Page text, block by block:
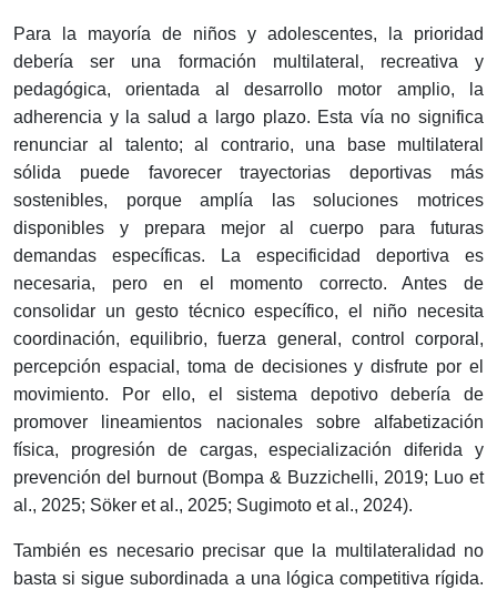
Para la mayoría de niños y adolescentes, la prioridad
debería ser una formación multilateral, recreativa y
pedagógica, orientada al desarrollo motor amplio, la
adherencia y la salud a largo plazo. Esta vía no significa
renunciar al talento; al contrario, una base multilateral
sólida puede favorecer trayectorias deportivas más
sostenibles, porque amplía las soluciones motrices
disponibles y prepara mejor al cuerpo para futuras
demandas específicas. La especificidad deportiva es
necesaria, pero en el momento correcto. Antes de
consolidar un gesto técnico específico, el niño necesita
coordinación, equilibrio, fuerza general, control corporal,
percepción espacial, toma de decisiones y disfrute por el
movimiento. Por ello, el sistema depotivo debería de
promover lineamientos nacionales sobre alfabetización
física, progresión de cargas, especialización diferida y
prevención del burnout (Bompa & Buzzichelli, 2019; Luo et
al., 2025; Söker et al., 2025; Sugimoto et al., 2024).
También es necesario precisar que la multilateralidad no
basta si sigue subordinada a una lógica competitiva rígida.